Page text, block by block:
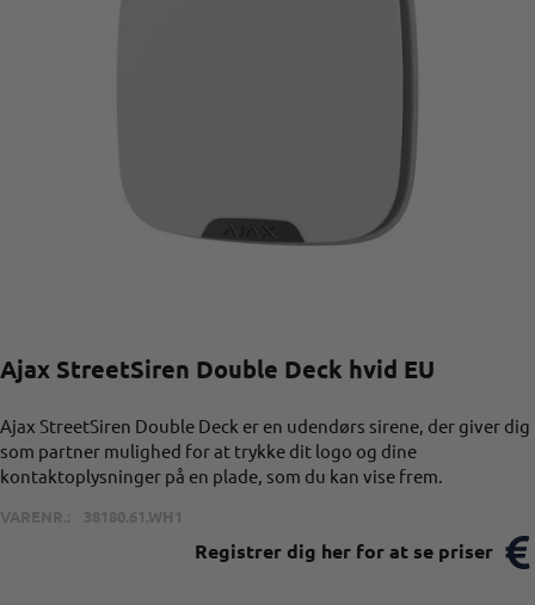
Ajax StreetSiren Double Deck hvid EU
Ajax StreetSiren Double Deck er en udendørs sirene, der giver dig
som partner mulighed for at trykke dit logo og dine
kontaktoplysninger på en plade, som du kan vise frem.
VARENR.: 38180.61.WH1
Registrer dig her for at se priser